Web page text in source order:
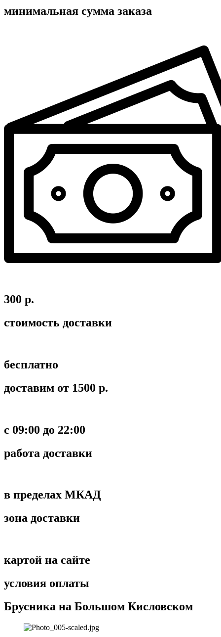
минимальная сумма заказа
300 р.
стоимость доставки
бесплатно
доставим от 1500 р.
c 09:00 до 22:00
работа доставки
в пределах МКАД
зона доставки
картой на сайте
условия оплаты
Брусника на Большом Кисловском